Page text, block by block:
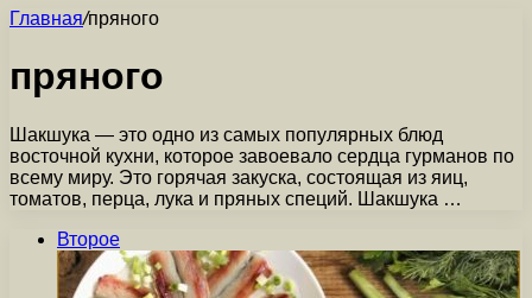
Главная/пряного
пряного
Шакшука — это одно из самых популярных блюд
восточной кухни, которое завоевало сердца гурманов по
всему миру. Это горячая закуска, состоящая из яиц,
томатов, перца, лука и пряных специй. Шакшука …
Второе